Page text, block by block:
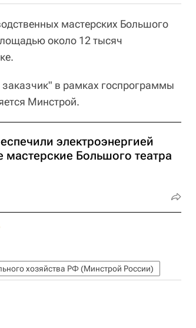
мастерских Большого
около 12 тысяч
в рамках госпрограммы
Минстрой.
электроэнергией
мастерские Большого театра
хозяйства РФ (Минстрой России)